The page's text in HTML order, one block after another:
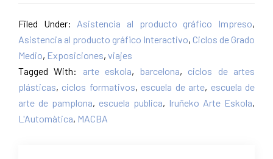
Filed Under: Asistencia al producto gráfico Impreso,
Asistencia al producto gráfico Interactivo, Ciclos de Grado
Medio, Exposiciones, viajes
Tagged With: arte eskola, barcelona, ciclos de artes
plásticas, ciclos formativos, escuela de arte, escuela de
arte de pamplona, escuela publica, Iruñeko Arte Eskola,
L'Automàtica, MACBA